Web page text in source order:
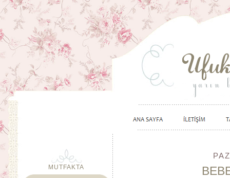
MUTFAKTA